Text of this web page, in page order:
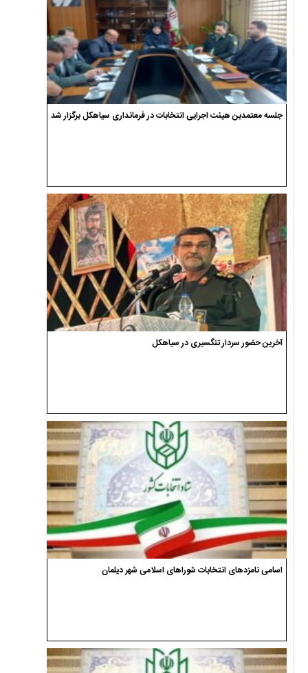
جلسه معتمدین هیئت اجرایی انتخابات در فرمانداری سیاهکل برگزار شد
آخرین حضور سردار تنگسیری در سیاهکل
اسامی نامزدهای انتخابات شوراهای اسلامی شهر دیلمان